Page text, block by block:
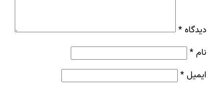
دیدگاه *
نام*
ایمیل*